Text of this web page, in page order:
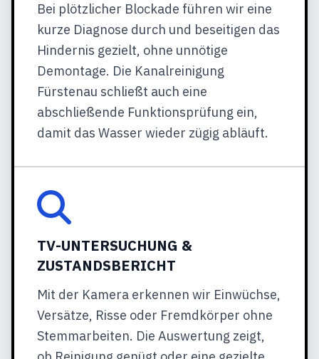
Bei plötzlicher Blockade führen wir eine
kurze Diagnose durch und beseitigen das
Hindernis gezielt, ohne unnötige
Demontage. Die Kanalreinigung
Fürstenau schließt auch eine
abschließende Funktionsprüfung ein,
damit das Wasser wieder zügig abläuft.
TV-UNTERSUCHUNG &
ZUSTANDSBERICHT
Mit der Kamera erkennen wir Einwüchse,
Versätze, Risse oder Fremdkörper ohne
Stemmarbeiten. Die Auswertung zeigt,